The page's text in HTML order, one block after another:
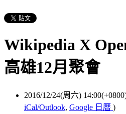
Wikipedia X
高雄12月聚會
2016/12/24(周六)
iCal/Outlook, Google 日曆 )